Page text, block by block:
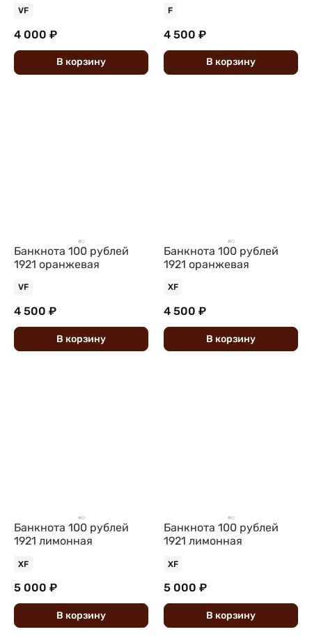
VF
4 000 ₽
В корзину
F
4 500 ₽
В корзину
Банкнота 100 рублей
1921 оранжевая
VF
4 500 ₽
В корзину
Банкнота 100 рублей
1921 оранжевая
XF
4 500 ₽
В корзину
Банкнота 100 рублей
1921 лимонная
XF
5 000 ₽
В корзину
Банкнота 100 рублей
1921 лимонная
XF
5 000 ₽
В корзину